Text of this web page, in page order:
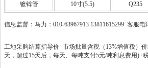
镀锌管
10寸(5.5) Q235
信息监督：马力：010-63967913 13811615299 客服电
工地采购结算指导价=市场批量含税（13%增值税）
天，超过15天后，每天、每吨支付5元/吨利息费用)+